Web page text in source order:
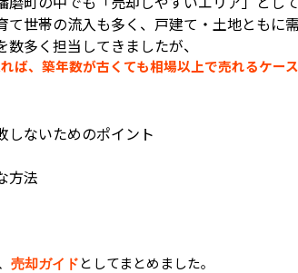
世帯の流入も多く、戸建て・土地ともに
多く担当してきましたが、
ば、築年数が古くても相場以上で売れるケー
しないためのポイント
方法
売却ガイド としてまとめました。